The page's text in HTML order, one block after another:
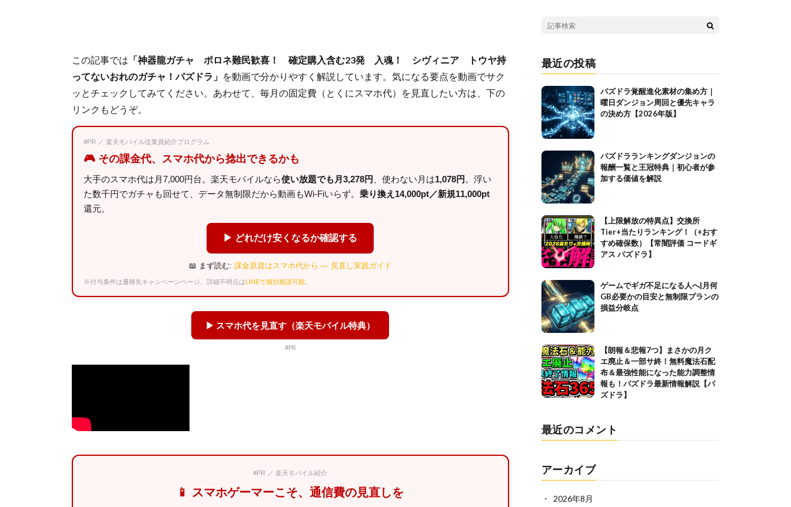
この記事では 「神器龍ガチャ ポロネ難民歓喜！ 確定購入含む23発 入魂！ シヴィニア トウヤ持
ってないおれのガチャ！パズドラ」 を動画で分かりやすく解説しています。気になる要点を動画でサク
ッとチェックしてみてください。あわせて、毎月の固定費（とくにスマホ代）を見直したい方は、下の
リンクもどうぞ。
#PR ／ 楽天モバイル従業員紹介プログラム
🎮 その課金代、スマホ代から捻出できるかも
大手のスマホ代は月7,000円台。楽天モバイルなら使い放題でも月3,278円 、使わない月は1,078円 。浮い
た数千円でガチャも回せて、データ無制限だから動画もWi-Fiいらず。 乗り換え14,000pt／新規11,000pt
還元。
▶ どれだけ安くなるか確認する
📖 まず読む: 課金原資はスマホ代から — 見直し実践ガイド
※付与条件は遷移先キャンペーンページ。詳細不明点はLINEで個別相談可能
▶ スマホ代を見直す（楽天モバイル特典）
#PR
#PR ／ 楽天モバイル紹介
📱 スマホゲーマーこそ、通信費の見直しを
最近の投稿
パズドラ覚醒進化素材の集め方｜
曜日ダンジョン周回と優先キャラ
の決め方【2026年版】
パズドラランキングダンジョンの
報酬一覧と王冠特典｜初心者が参
加する価値を解説
【上限解放の特異点】交換所
Tier+当たりランキング！（+おす
すめ確保数）【常闇評価 コードギ
アス パズドラ】
ゲームでギガ不足になる人へ|月何
GB必要かの目安と無制限プランの
損益分岐点
【朗報＆悲報7つ】まさかの月ク
エ廃止＆一部サ終！無料魔法石配
布＆最強性能になった能力調整情
報も！パズドラ最新情報解説【パ
ズドラ】
最近のコメント
アーカイブ
2026年8月